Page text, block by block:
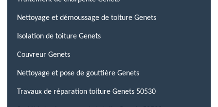
Nettoyage et démoussage de toiture Genets
Isolation de toiture Genets
Couvreur Genets
Nettoyage et pose de gouttière Genets
Travaux de réparation toiture Genets 50530